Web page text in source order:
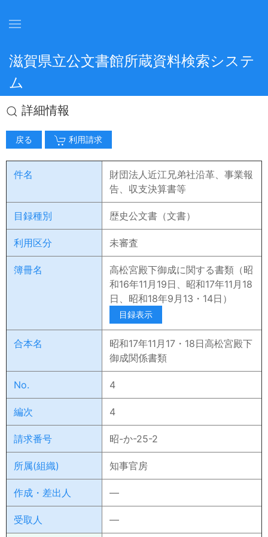
滋賀県立公文書館所蔵資料検索システ
ム
詳細情報
戻る 利用請求
件名
財団法人近江兄弟社沿革、事業報
告、収支決算書等
目録種別 歴史公文書（文書）
利用区分 未審査
簿冊名
高松宮殿下御成に関する書類（昭
和16年11月19日、昭和17年11月18
日、昭和18年9月13・14日）
目録表示
合本名
昭和17年11月17・18日高松宮殿下
御成関係書類
No. 4
編次 4
請求番号 昭-か-25-2
所属(組織) 知事官房
作成・差出人 ―
受取人 ―